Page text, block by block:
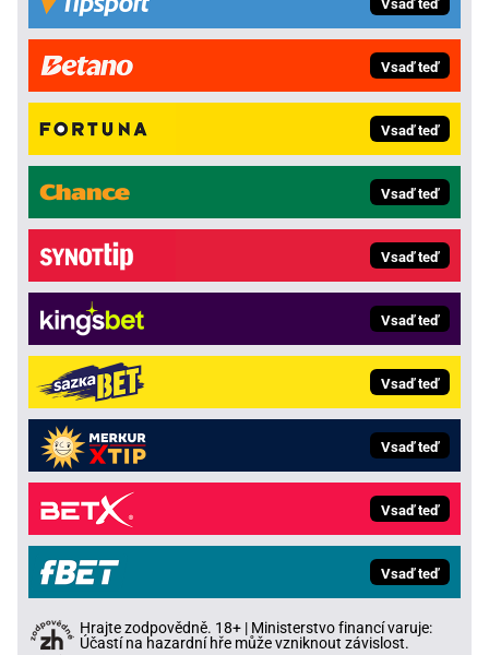
Vsaď teď
Vsaď teď
Vsaď teď
Vsaď teď
Vsaď teď
Vsaď teď
Vsaď teď
Vsaď teď
Vsaď teď
Vsaď teď
Hrajte zodpovědně. 18+ | Ministerstvo financí varuje:
Účastí na hazardní hře může vzniknout závislost.